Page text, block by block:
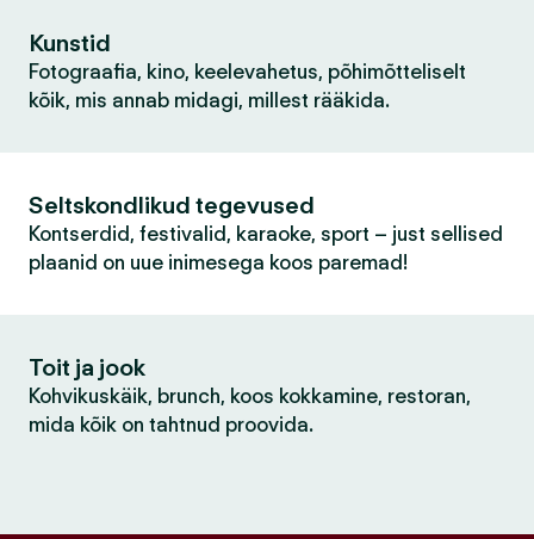
Kunstid
Fotograafia, kino, keelevahetus, põhimõtteliselt
kõik, mis annab midagi, millest rääkida.
Seltskondlikud tegevused
Kontserdid, festivalid, karaoke, sport – just sellised
plaanid on uue inimesega koos paremad!
Toit ja jook
Kohvikuskäik, brunch, koos kokkamine, restoran,
mida kõik on tahtnud proovida.